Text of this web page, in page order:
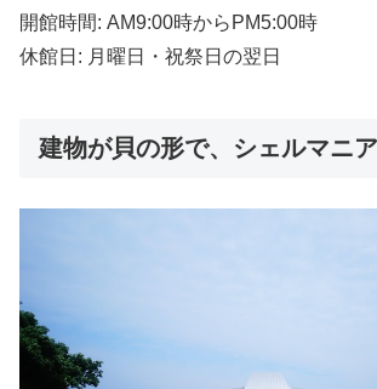
開館時間: AM9:00時からPM5:00時
休館日: 月曜日・祝祭日の翌日
建物が貝の形で、シェルマニ